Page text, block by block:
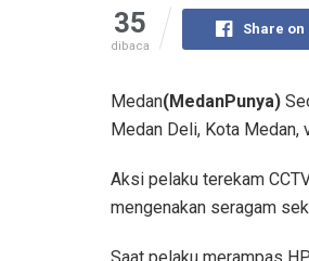
35
dibaca
Share on
Medan(MedanPunya)
Medan Deli, Kota Medan,
Aksi pelaku terekam
mengenakan seragam